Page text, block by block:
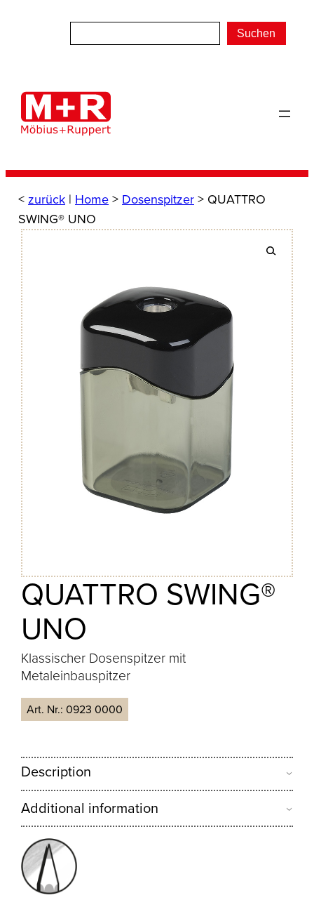
Suchen
< zurück | Home> Dosenspitzer> QUATTRO
SWING® UNO
QUATTRO SWING®
UNO
Klassischer Dosenspitzer mit
Metaleinbauspitzer
Art. Nr.:0923 0000
Description
Additional information